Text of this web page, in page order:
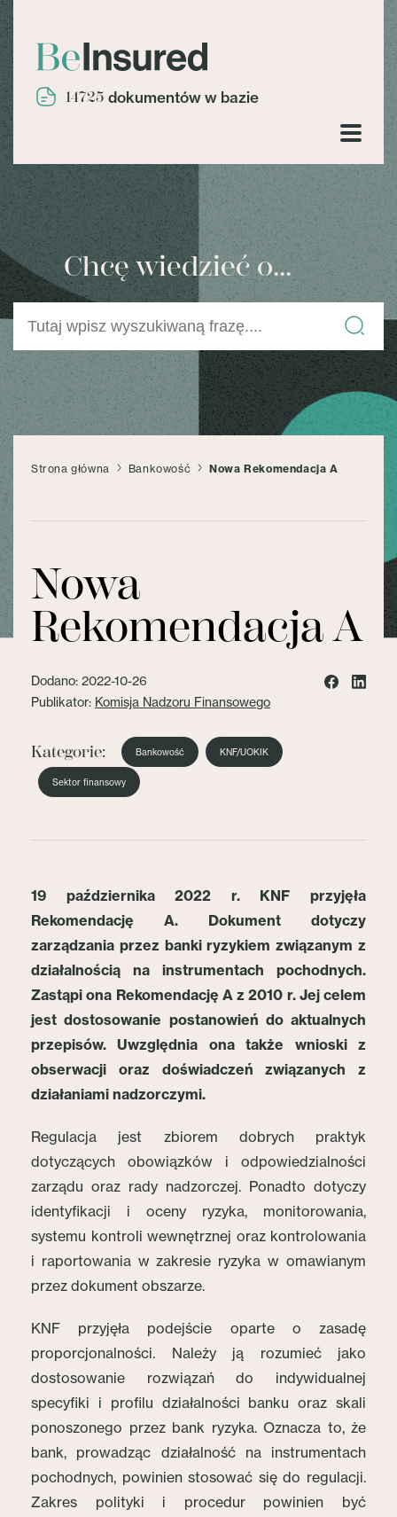
14725 dokumentów w bazie
Chcę wiedzieć o...
Strona główna Bankowość Nowa Rekomendacja A
Nowa
Rekomendacja A
Dodano: 2022-10-26
Publikator: Komisja Nadzoru Finansowego
Kategorie: Bankowość KNF/UOKIK
Sektor finansowy
19 października 2022 r. KNF przyjęła
Rekomendację A. Dokument dotyczy
zarządzania przez banki ryzykiem związanym z
działalnością na instrumentach pochodnych.
Zastąpi ona Rekomendację A z 2010 r. Jej celem
jest dostosowanie postanowień do aktualnych
przepisów. Uwzględnia ona także wnioski z
obserwacji oraz doświadczeń związanych z
działaniami nadzorczymi.
Regulacja jest zbiorem dobrych praktyk
dotyczących obowiązków i odpowiedzialności
zarządu oraz rady nadzorczej. Ponadto dotyczy
identyfikacji i oceny ryzyka, monitorowania,
systemu kontroli wewnętrznej oraz kontrolowania
i raportowania w zakresie ryzyka w omawianym
przez dokument obszarze.
KNF przyjęła podejście oparte o zasadę
proporcjonalności. Należy ją rozumieć jako
dostosowanie rozwiązań do indywidualnej
specyfiki i profilu działalności banku oraz skali
ponoszonego przez bank ryzyka. Oznacza to, że
bank, prowadząc działalność na instrumentach
pochodnych, powinien stosować się do regulacji.
Zakres polityki i procedur powinien być